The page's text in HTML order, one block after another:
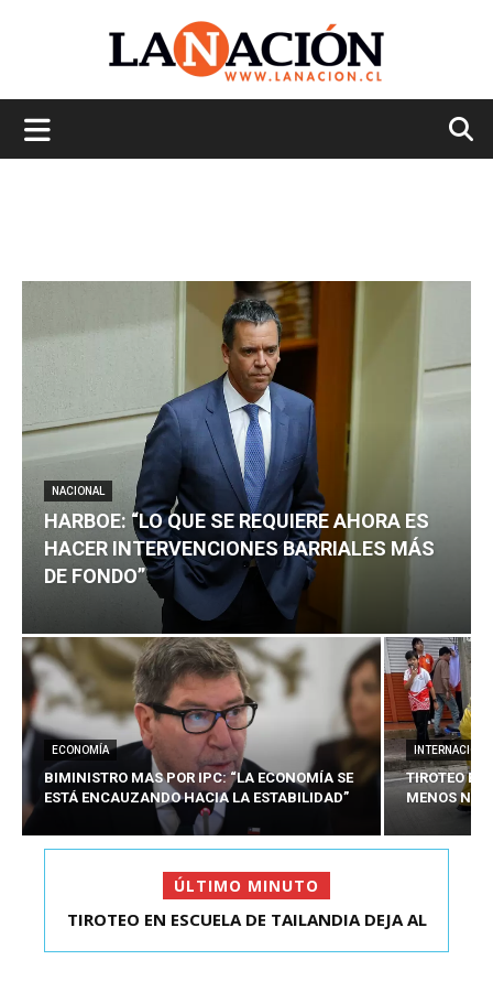
NACIONAL
HARBOE: “LO QUE SE REQUIERE AHORA ES
HACER INTERVENCIONES BARRIALES MÁS
DE FONDO”
ECONOMÍA
BIMINISTRO MAS POR IPC: “LA ECONOMÍA SE
ESTÁ ENCAUZANDO HACIA LA ESTABILIDAD”
TIROTEO
MENOS
ÚLTIMO MINUTO
HARBOE: “LO QUE SE REQUIERE AHORA ES HACER
TIROTEO EN ESCUELA DE TAILANDIA DEJA AL